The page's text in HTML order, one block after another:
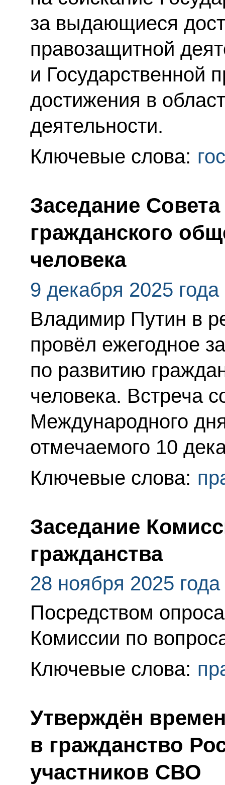
за выдающиеся
правозащитной
и Государственной
достижения в
деятельности.
Ключевые слова:
Заседание
гражданского
человека
9 декабря 2025 года
Владимир Путин в
провёл ежегодное
по развитию
человека. Встреча
Международного
отмечаемого 10
Ключевые слова:
Заседание
гражданства
28 ноября 2025 года
Посредством
Комиссии по
Ключевые слова:
Утверждён
в гражданство
участников СВО